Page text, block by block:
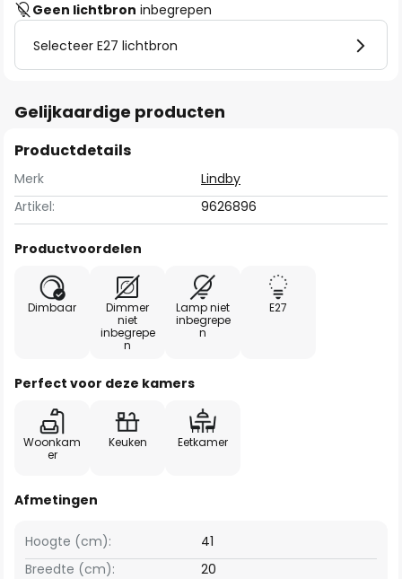
Geen lichtbron inbegrepen
Selecteer E27 lichtbron
Gelijkaardige producten
Productdetails
Merk
Lindby
Artikel:
9626896
Productvoordelen
Dimbaar
Dimmer
niet
inbegrepe
n
Lamp niet
inbegrepe
n
E27
Perfect voor deze kamers
Woonkam
er
Keuken Eetkamer
Afmetingen
Breedte (cm): 20
Hoogte (cm): 41